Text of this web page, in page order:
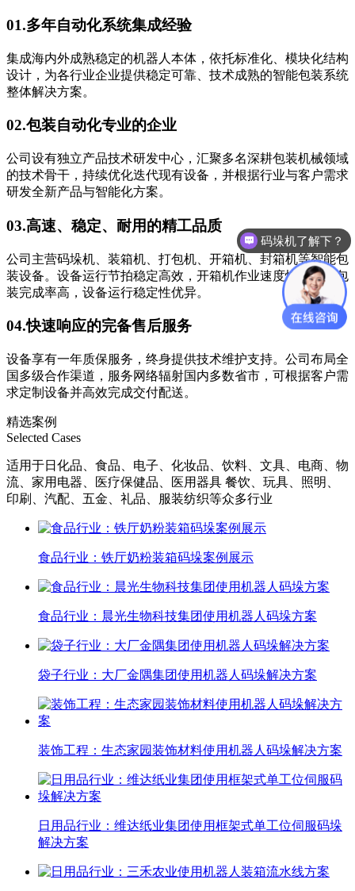
01.多年自动化系统集成经验
集成海内外成熟稳定的机器人本体，依托标准化、模块化结构
设计，为各行业企业提供稳定可靠、技术成熟的智能包装系统
整体解决方案。
02.包装自动化专业的企业
公司设有独立产品技术研发中心，汇聚多名深耕包装机械领域
的技术骨干，持续优化迭代现有设备，并根据行业与客户需求
研发全新产品与智能化方案。
03.高速、稳定、耐用的精工品质
公司主营码垛机、装箱机、打包机、开箱机、封箱机等智能包
装设备。设备运行节拍稳定高效，开箱机作业速度快、成品包
装完成率高，设备运行稳定性优异。
04.快速响应的完备售后服务
设备享有一年质保服务，终身提供技术维护支持。公司布局全
国多级合作渠道，服务网络辐射国内多数省市，可根据客户需
求定制设备并高效完成交付配送。
精选案例
Selected Cases
适用于日化品、食品、电子、化妆品、饮料、文具、电商、物
流、家用电器、医疗保健品、医用器具 餐饮、玩具、照明、
印刷、汽配、五金、礼品、服装纺织等众多行业
食品行业：铁厅奶粉装箱码垛案例展示
食品行业：晨光生物科技集团使用机器人码垛方案
袋子行业：大厂金隅集团使用机器人码垛解决方案
装饰工程：生态家园装饰材料使用机器人码垛解决方案
日用品行业：维达纸业集团使用框架式单工位伺服码垛
解决方案
码垛机了解下？